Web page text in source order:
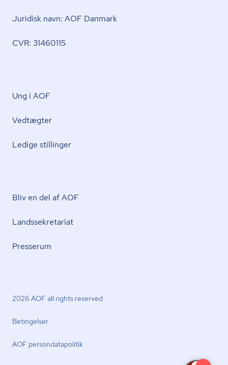
Juridisk navn: AOF Danmark
CVR: 31460115
Ung i AOF
Vedtægter
Ledige stillinger
Bliv en del af AOF
Lands­se­kre­ta­ri­at
Presserum
2026 AOF all rights reserved
Betingelser
AOF per­son­da­ta­po­li­tik